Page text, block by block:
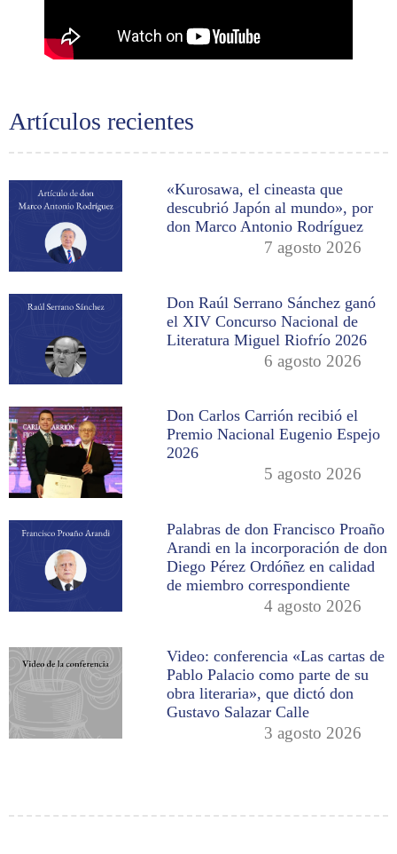
Artículos recientes
«Kurosawa, el cineasta que
descubrió Japón al mundo», por
don Marco Antonio Rodríguez
7 agosto 2026
Don Raúl Serrano Sánchez ganó
el XIV Concurso Nacional de
Literatura Miguel Riofrío 2026
6 agosto 2026
Don Carlos Carrión recibió el
Premio Nacional Eugenio Espejo
2026
5 agosto 2026
Palabras de don Francisco Proaño
Arandi en la incorporación de don
Diego Pérez Ordóñez en calidad
de miembro correspondiente
4 agosto 2026
Video: conferencia «Las cartas de
Pablo Palacio como parte de su
obra literaria», que dictó don
Gustavo Salazar Calle
3 agosto 2026